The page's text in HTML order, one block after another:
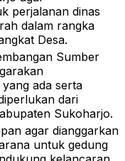
perjalanan dinas
dalam rangka
Desa.
Sumber
ada serta
dari
Sukoharjo.
agar dianggarkan
untuk gedung